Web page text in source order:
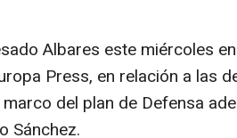
Albares este miércoles
Press, en relación a las
del plan de Defensa
Sánchez.